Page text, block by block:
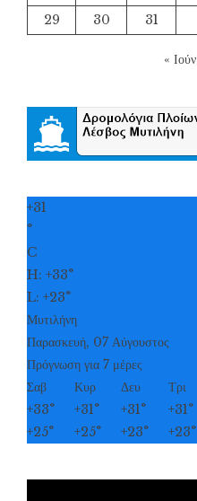
29
30 31
« Ιούν
+31
°
C
H: +33°
L: +23°
Μυτιλήνη
Παρασκευή, 07 Αύγουστος
Πρόγνωση για 7 μέρες
Σαβ
Κυρ Δευ Τρι
+33° +31° +31° +31°
+25° +25° +23° +23°